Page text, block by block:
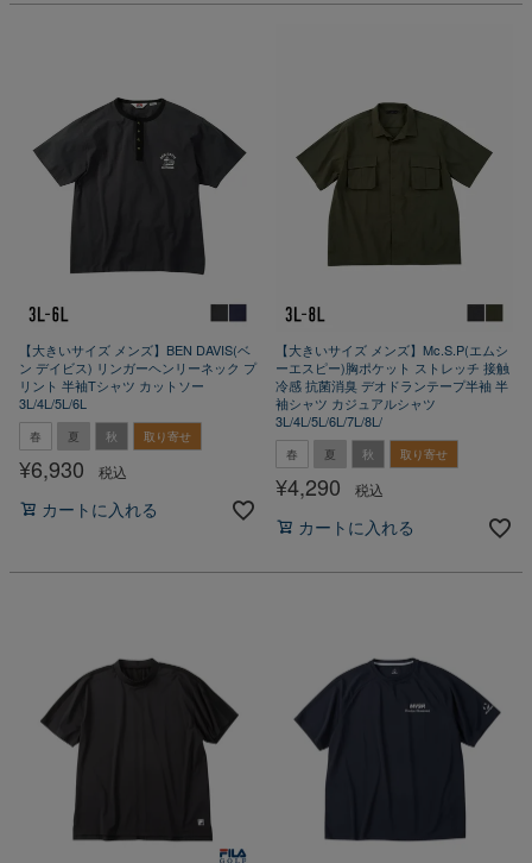
【大きいサイズ メンズ】BEN DAVIS(ベ
ン デイビス) リンガーヘンリーネック プ
リント 半袖Tシャツ カットソー
3L/4L/5L/6L
春 夏 秋 取り寄せ
¥6,930 税込
カートに入れる
【大きいサイズ メンズ】Mc.S.P(エムシ
ーエスピー)胸ポケット ストレッチ 接触
冷感 抗菌消臭 デオドランテープ半袖 半
袖シャツ カジュアルシャツ
3L/4L/5L/6L/7L/8L/
春 夏 秋 取り寄せ
¥4,290 税込
カートに入れる